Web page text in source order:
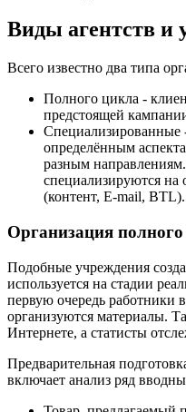
Виды агентств и
Всего известно два типа
Полного цикла -
предстоящей
определённым
разным
специализируются на
(контент, E-mail, BTL).
Организация
Подобные учреждения
используется на стадии
первую очередь работники
организуются материалы.
Интернете, а статисты
Предварительная
включает анализ ряд